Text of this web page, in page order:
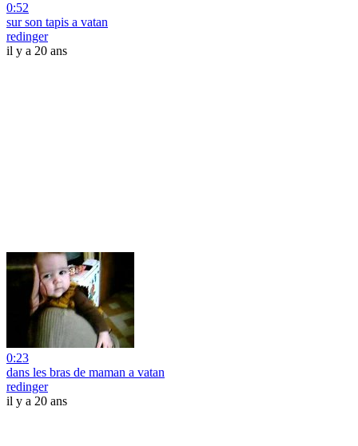
0:52
sur son tapis a vatan
redinger
il y a 20 ans
0:23
dans les bras de maman a vatan
redinger
il y a 20 ans